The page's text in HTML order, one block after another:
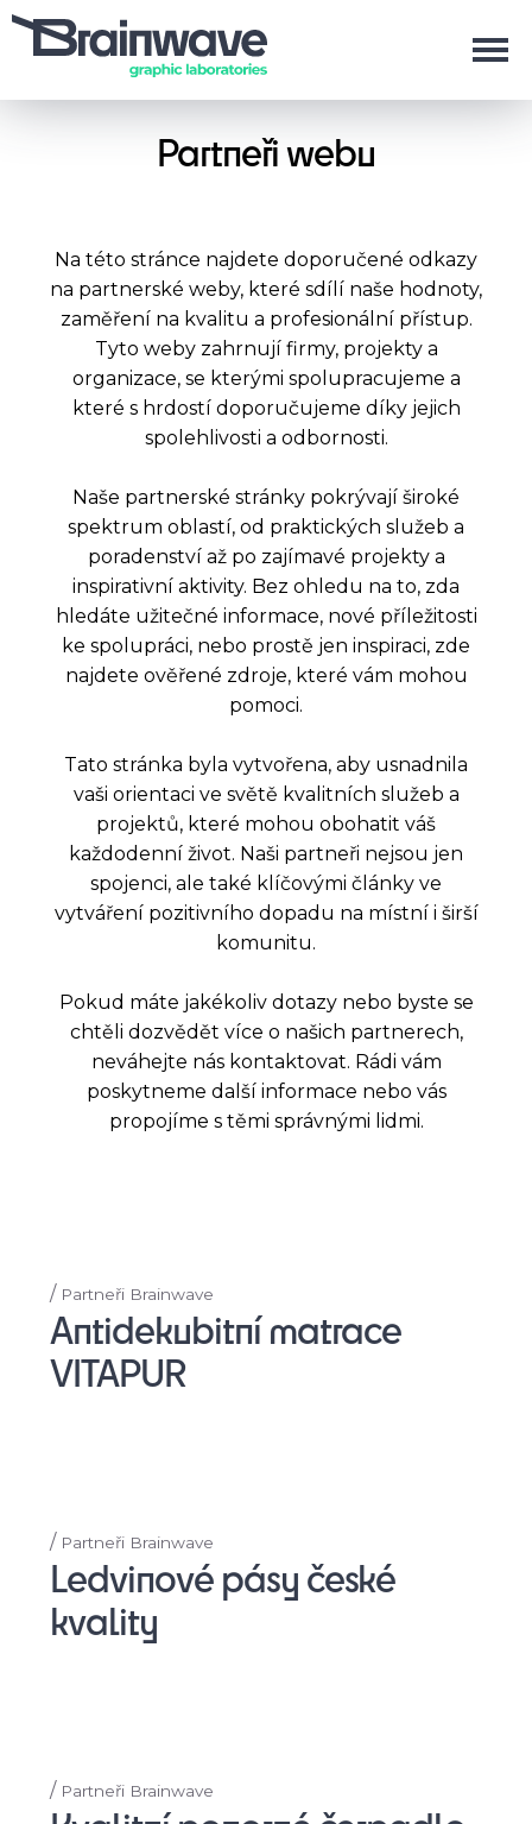
Partneři webu
Na této stránce najdete doporučené odkazy
na partnerské weby, které sdílí naše hodnoty,
zaměření na kvalitu a profesionální přístup.
Tyto weby zahrnují firmy, projekty a
organizace, se kterými spolupracujeme a
které s hrdostí doporučujeme díky jejich
spolehlivosti a odbornosti.
Naše partnerské stránky pokrývají široké
spektrum oblastí, od praktických služeb a
poradenství až po zajímavé projekty a
inspirativní aktivity. Bez ohledu na to, zda
hledáte užitečné informace, nové příležitosti
ke spolupráci, nebo prostě jen inspiraci, zde
najdete ověřené zdroje, které vám mohou
pomoci.
Tato stránka byla vytvořena, aby usnadnila
vaši orientaci ve světě kvalitních služeb a
projektů, které mohou obohatit váš
každodenní život. Naši partneři nejsou jen
spojenci, ale také klíčovými články ve
vytváření pozitivního dopadu na místní i širší
komunitu.
Pokud máte jakékoliv dotazy nebo byste se
chtěli dozvědět více o našich partnerech,
neváhejte nás kontaktovat. Rádi vám
poskytneme další informace nebo vás
propojíme s těmi správnými lidmi.
/ Partneři Brainwave
Antidekubitní matrace
VITAPUR
/ Partneři Brainwave
Ledvinové pásy české
kvality
/ Partneři Brainwave